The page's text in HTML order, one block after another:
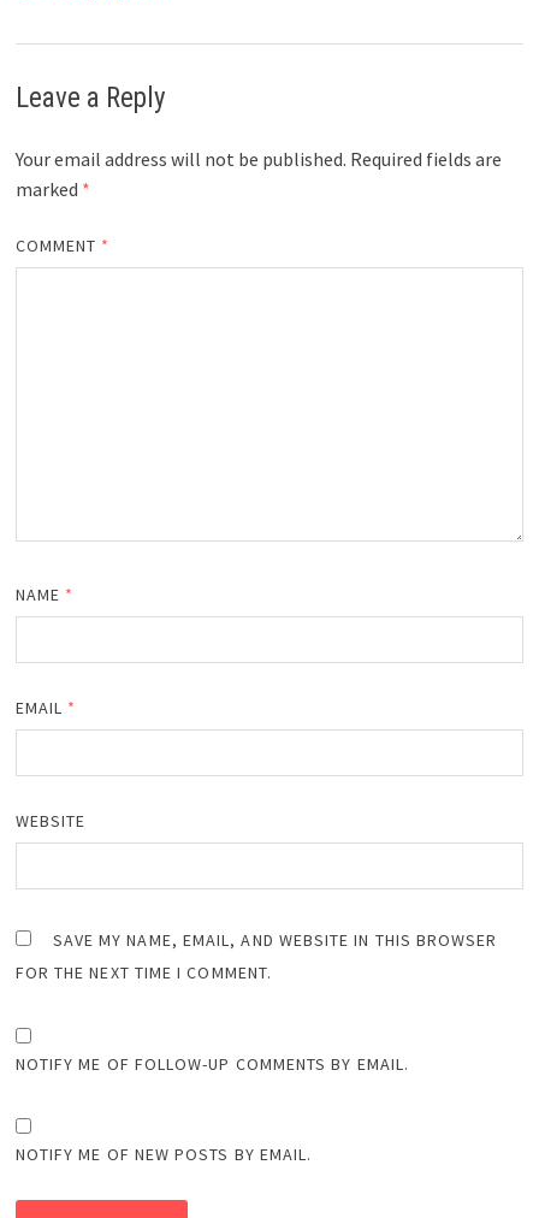
Leave a Reply
Your email address will not be published. Required fields are
marked *
COMMENT *
NAME *
EMAIL *
WEBSITE
SAVE MY NAME, EMAIL, AND WEBSITE IN THIS BROWSER
FOR THE NEXT TIME I COMMENT.
NOTIFY ME OF FOLLOW-UP COMMENTS BY EMAIL.
NOTIFY ME OF NEW POSTS BY EMAIL.